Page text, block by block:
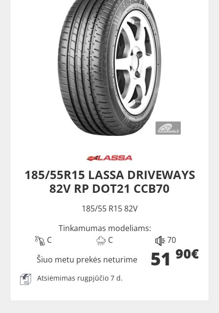
185/55R15 LASSA DRIVEWAYS
82V RP DOT21 CCB70
185/55 R15 82V
Tinkamumas modeliams:
C
C 70
51 90€
Šiuo metu prekės neturime
Atsiėmimas rugpjūčio 7 d.